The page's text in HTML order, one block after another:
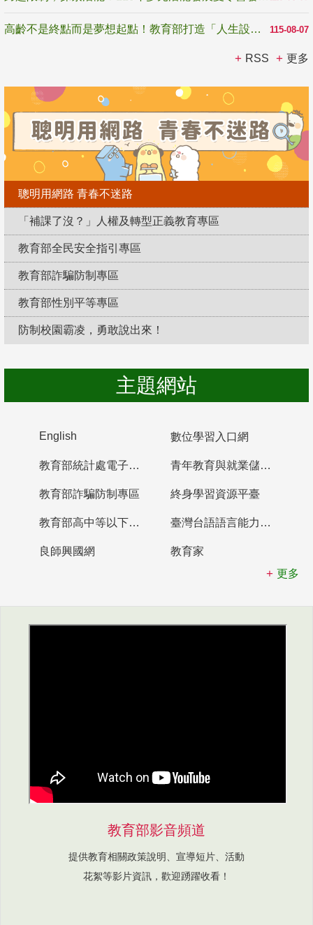
115-08-07
高齡不是終點而是夢想起點！教育部打造「人生設計夢工場」 參展第3屆高齡健康產業博覽會
RSS 更多
聰明用網路 青春不迷路
「補課了沒？」人權及轉型正義教育專區
教育部全民安全指引專區
教育部詐騙防制專區
教育部性別平等專區
防制校園霸凌，勇敢說出來！
主題網站
English 數位學習入口網
教育部統計處電子書櫃 青年教育與就業儲蓄帳戶
教育部詐騙防制專區 終身學習資源平臺
教育部高中等以下學校及幼兒園教師資格檢定考試 臺灣台語語言能力認證網站
良師興國網
教育家
更多
教育部影音頻道
提供教育相關政策說明、宣導短片、活動
花絮等影片資訊，歡迎踴躍收看！